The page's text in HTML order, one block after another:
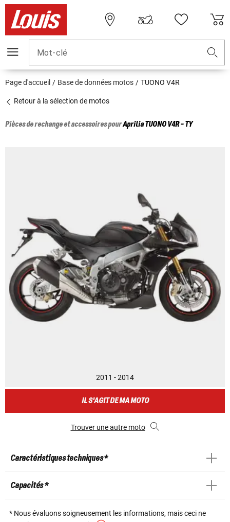
Mot-clé
Page d'accueil Base de données motos TUONO V4R
Retour à la sélection de motos
Pièces de rechange et accessoires pourApriliaTUONO V4R - TY
2011 - 2014
IL S'AGIT DE MA MOTO
Trouver une autre moto
Caractéristiques techniques *
Capacités *
* Nous évaluons soigneusement les informations, mais ceci ne